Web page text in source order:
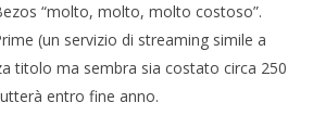
“molto, molto, molto costoso”.
(un servizio di streaming simile a
titolo ma sembra sia costato circa 250
entro fine anno.